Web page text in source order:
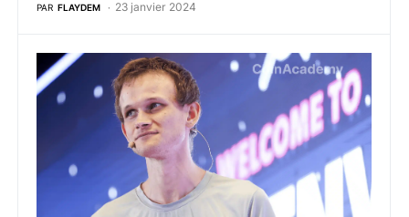
PAR FLAYDEM 23 janvier 2024
Ethereum : La mise à jour Dencun divisera par 10 les